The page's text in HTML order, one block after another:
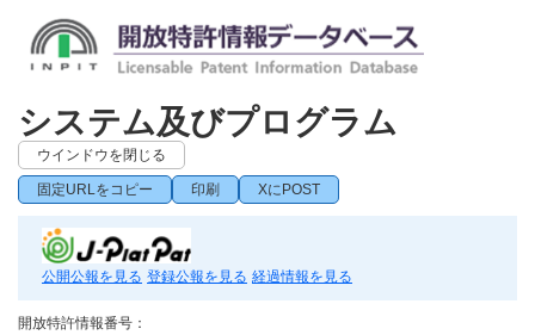
システム及びプログラム
ウインドウを閉じる
固定URLをコピー 印刷 XにPOST
公開公報を見る 登録公報を見る 経過情報を見る
開放特許情報番号：